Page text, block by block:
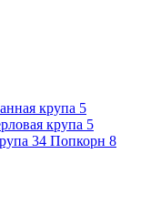
крупа 5
крупа 5
34 Попкорн 8